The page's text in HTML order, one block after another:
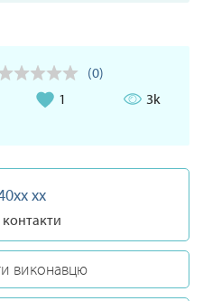
(0)
1 3k
xx
виконавцю